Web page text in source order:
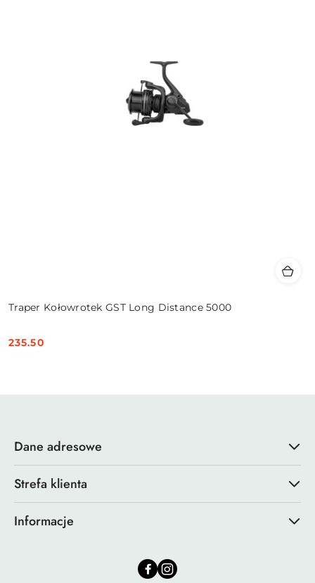
Traper Kołowrotek GST Long Distance 5000
Cena:
235.50
Dane adresowe
Strefa klienta
Informacje